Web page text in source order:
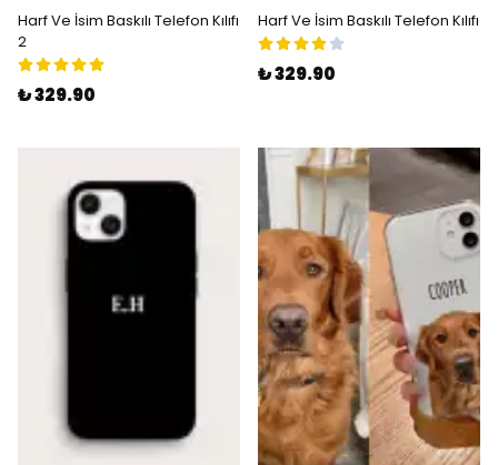
Harf Ve İsim Baskılı Telefon Kılıfı
2
₺ 329.90
Harf Ve İsim Baskılı Telefon Kılıfı
₺ 329.90